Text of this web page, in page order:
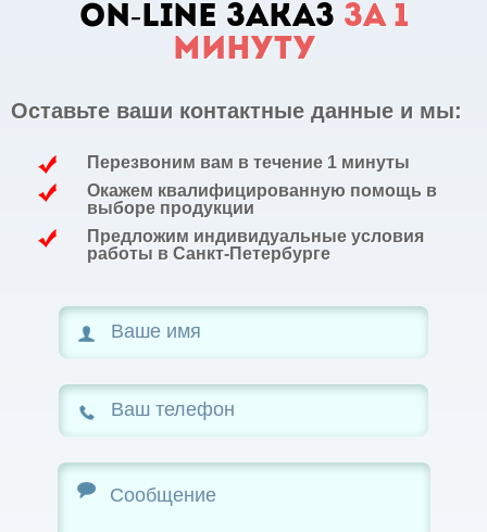
ON-LINE заказ за 1
минуту
Оставьте ваши контактные данные и мы:
Перезвоним вам в течение 1 минуты
Окажем квалифицированную помощь в
выборе продукции
Предложим индивидуальные условия
работы в Санкт-Петербурге